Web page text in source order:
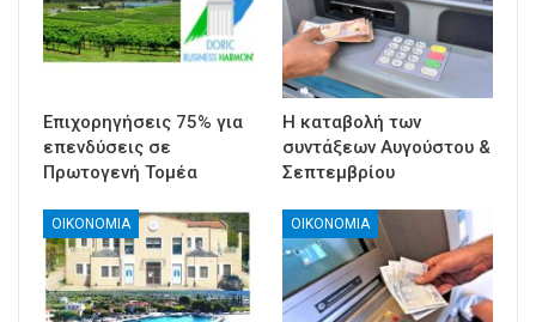
Επιχορηγήσεις 75% για
επενδύσεις σε
Πρωτογενή Τομέα
Η καταβολή των
συντάξεων Αυγούστου &
Σεπτεμβρίου
ΟΙΚΟΝΟΜΙΑ ΟΙΚΟΝΟΜΙΑ